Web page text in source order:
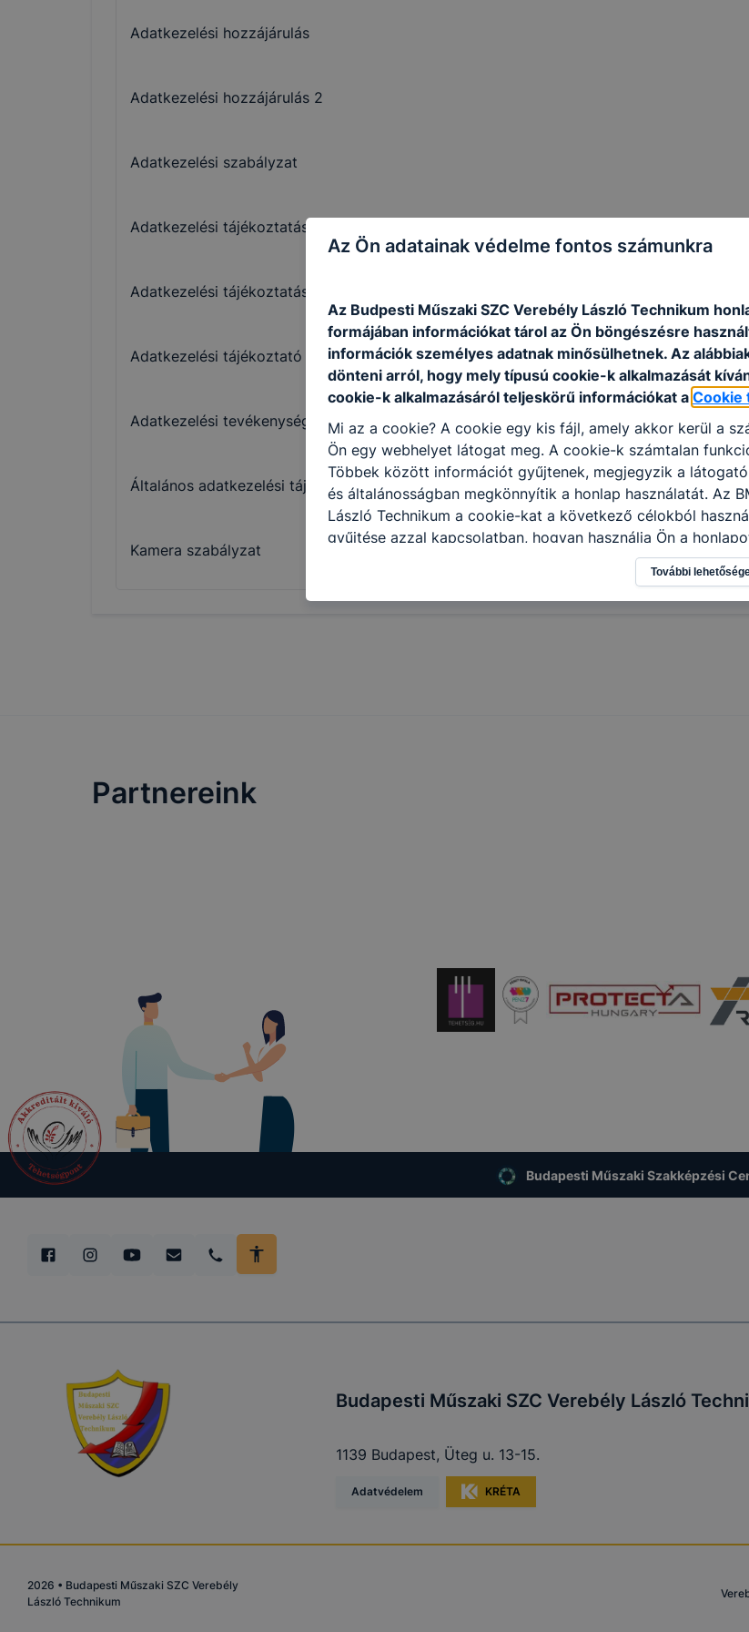
Adatkezelési hozzájárulás
Adatkezelési hozzájárulás 2
Adatkezelési szabályzat
Adatkezelési tájékoztatás nyilatkozat
Adatkezelési tájékoztatás nyilatkozat 2
Adatkezelési tájékoztató hozzájárulás alapján
Adatkezelési tevékenységek nyilvántartása
Általános adatkezelési tájékoztató
Kamera szabályzat
Partnereink
Budapesti Műszaki Szakképzési
Budapesti Műszaki SZC Verebély László
1139 Budapest, Üteg u. 13-15.
Adatvédelem KRÉTA
2026 • Budapesti Műszaki SZC Verebély
László Technikum
Az Ön adatainak védelme fontos számunkra
Az Budpesti Műszaki SZC Verebély László Technikum
formájában információkat tárol az Ön böngészésre
információk személyes adatnak minősülhetnek. Az
dönteni arról, hogy mely típusú cookie-k alkalmazását
cookie-k alkalmazásáról teljeskörű információkat a Cookie
Mi az a cookie? A cookie egy kis fájl, amely akkor kerül a
Ön egy webhelyet látogat meg. A cookie-k számtalan
Többek között információt gyűjtenek, megjegyzik a
és általánosságban megkönnyítik a honlap használatát. Az
László Technikum a cookie-kat a következő célokból
gyűjtése azzal kapcsolatban, hogyan használja Ön a
felmérésével, hogy a honlap melyik részeit látogatja, vagy
így megtudhatjuk, hogyan biztosítsunk Önnek még jobb
ismét meglátogatja oldalunkat, honlap fejlesztése. Hogyan
További